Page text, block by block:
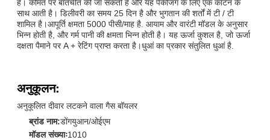
है। कीमत पर बातचीत की जा सकती है और यह पैकेजिंग के लिए एक कार्टन के
साथ आती है। डिलीवरी का समय 25 दिन है और भुगतान की शर्तों में टी / टी
शामिल है।आपूर्ति क्षमता 5000 पीसी/माह है. आयाम और वारंटी मॉडल के अनुसार
भिन्न होती है, और गर्म पानी की क्षमता भिन्न होती है। यह ऊर्जा कुशल है, जो ऊर्जा
दक्षता पैमाने पर A + रेटिंग प्राप्त करता है।धुआं का प्रकार संतुलित धुआं है.
अनुकूलन:
अनुकूलित दीवार लटकने वाला गैस बॉयलर
ब्रांड नाम:डोंगयुआन/ओईएम
मॉडल संख्याः1010